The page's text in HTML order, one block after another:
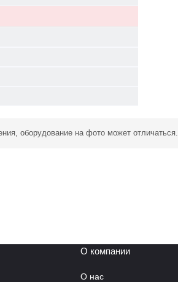
оборудование на фото может отличаться.
О компании
О нас